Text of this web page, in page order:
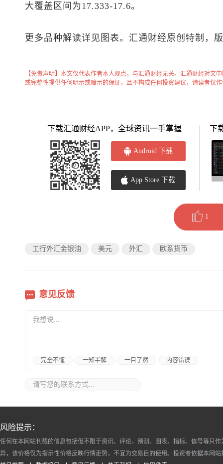
大覆盖区间为17.333-17.6。
更多品种解读详见图表。汇通财经原创特制，
【免责声明】本文仅代表作者本人观点，与汇通财经无关。汇通财经对文
或完整性提供任何明示或暗示的保证，且不构成任何投资建议，请读者仅
下载汇通财经APP，全球资讯一手掌握
Android 下载
App Store 下载
下
1
工行外汇金银油 美元 外汇 欧系货币
意见反馈
完全不懂 一知半解 一目了然 内容错误
风险提示：
任何在本网站刊载的信息包括但不限于资讯、评论、预测、图表、指标、信号等只
异，该价格仅为指示性价格反映行情走势，不宜为交易目的使用。投资者依据本网